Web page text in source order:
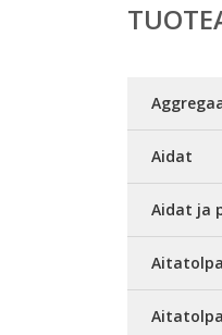
Aidat
Aidat ja